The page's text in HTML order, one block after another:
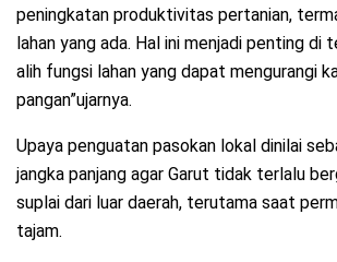
peningkatan produktivitas pertanian,
lahan yang ada. Hal ini menjadi penting di
alih fungsi lahan yang dapat mengurangi
pangan”ujarnya.
Upaya penguatan pasokan lokal dinilai
jangka panjang agar Garut tidak terlalu
suplai dari luar daerah, terutama saat
tajam.